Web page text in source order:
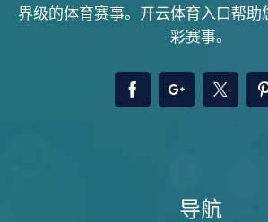
界级的体育赛事。开云体育入口帮助
彩赛事。
导航